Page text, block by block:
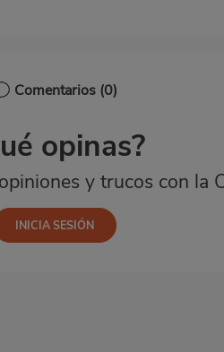
Comentarios (0)
opinas?
y trucos con la